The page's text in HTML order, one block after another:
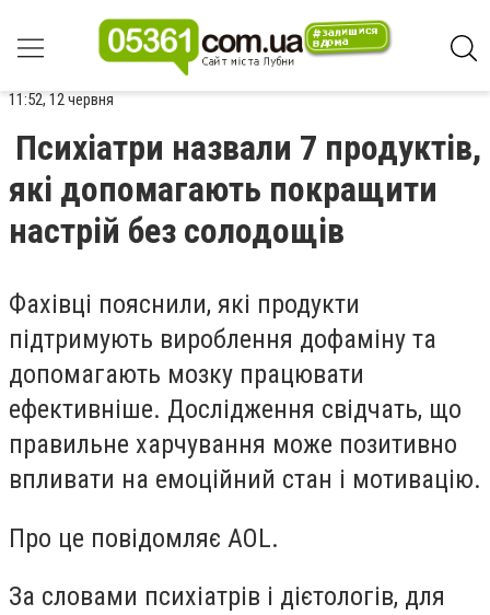
11:52, 12 червня
Психіатри назвали 7 продуктів,
які допомагають покращити
настрій без солодощів
Фахівці пояснили, які продукти
підтримують вироблення дофаміну та
допомагають мозку працювати
ефективніше. Дослідження свідчать, що
правильне харчування може позитивно
впливати на емоційний стан і мотивацію.
Про це повідомляє AOL.
За словами психіатрів і дієтологів, для